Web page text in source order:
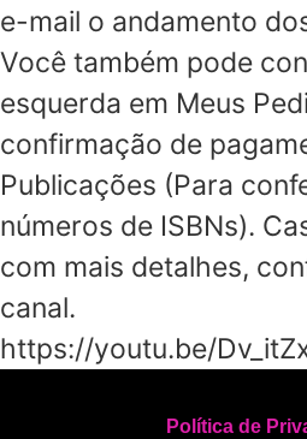
e-mail o andamento
Você também pode
esquerda em Meus
confirmação de
Publicações (Para
números de ISBNs).
com mais detalhes,
canal.
https://youtu.be/
Política de